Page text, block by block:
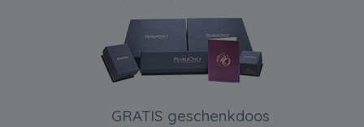
GRATIS geschenkdoos